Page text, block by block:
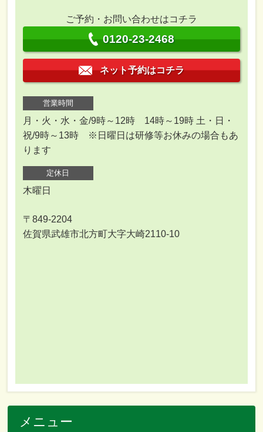
ご予約・お問い合わせはコチラ
0120-23-2468
ネット予約はコチラ
営業時間
月・火・水・金/9時～12時 14時～19時 土・日・
祝/9時～13時 ※日曜日は研修等お休みの場合もあ
ります
定休日
木曜日
〒849-2204
佐賀県武雄市北方町大字大崎2110-10
メニュー